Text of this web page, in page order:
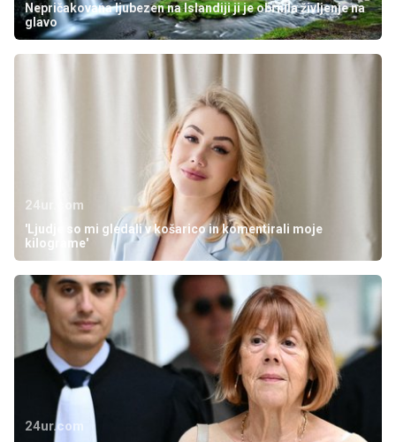
Nepričakovana ljubezen na Islandiji ji je obrnila življenje na
glavo
24ur.com
'Ljudje so mi gledali v košarico in komentirali moje
kilograme'
24ur.com